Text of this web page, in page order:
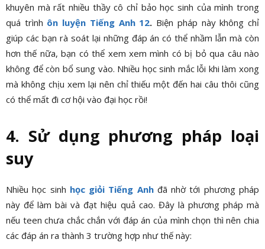
khuyên mà rất nhiều thầy cô chỉ bảo học sinh của mình trong
quá trình ôn luyện Tiếng Anh 12. Biện pháp này không chỉ
giúp các bạn rà soát lại những đáp án có thể nhầm lẫn mà còn
hơn thế nữa, bạn có thể xem xem mình có bị bỏ qua câu nào
không để còn bổ sung vào. Nhiều học sinh mắc lỗi khi làm xong
mà không chịu xem lại nên chỉ thiếu một đến hai câu thôi cũng
có thể mất đi cơ hội vào đại học rồi!
4. Sử dụng phương pháp loại
suy
Nhiều học sinh học giỏi Tiếng Anhđã nhờ tới phương pháp
này để làm bài và đạt hiệu quả cao. Đây là phương pháp mà
nếu teen chưa chắc chắn với đáp án của mình chọn thì nên chia
các đáp án ra thành 3 trường hợp như thế này: